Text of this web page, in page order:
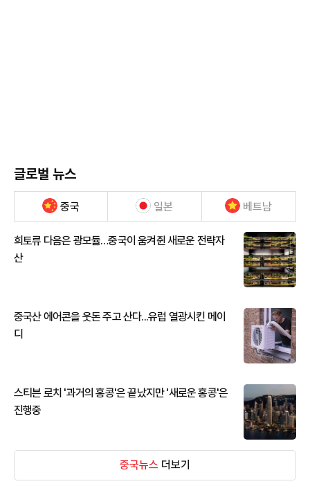
글로벌 뉴스
중국 일본 베트남
희토류 다음은 광모듈…중국이 움켜쥔 새로운 전략자
산
중국산 에어콘을 웃돈 주고 산다...유럽 열광시킨 메이
디
스티븐 로치 '과거의 홍콩'은 끝났지만 '새로운 홍콩'은
진행중
중국뉴스 더보기